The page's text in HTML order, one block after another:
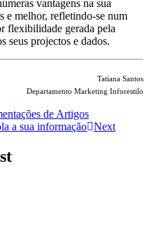
vantagens na sua
e melhor, refletindo-se num
flexibilidade gerada pela
seus projectos e dados.
Tatiana Santos
Departamento Marketing Inforestilo
de Artigos
a sua informação Next